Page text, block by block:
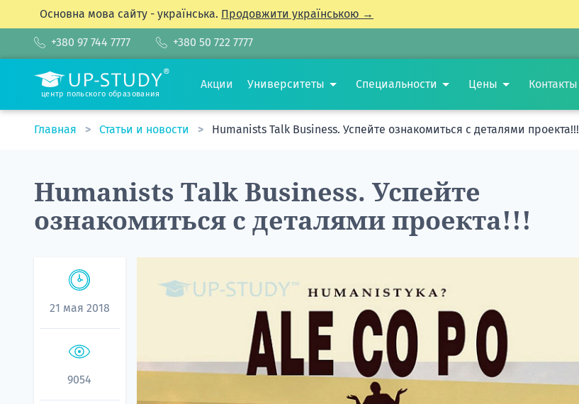
Основна мова сайту - українська. Продовжити українською →
+380 97 744 7777 +380 50 722 7777
центр польского образования
Акции Университеты Специальности Цены Контакты
Главная Статьи и новости Humanists Talk Business. Успейте ознакомиться с деталями проекта!!!
Humanists Talk Business. Успейте
ознакомиться с деталями проекта!!!
21 мая 2018
9054